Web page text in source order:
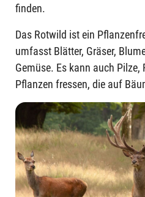
finden.
Das Rotwild ist ein
umfasst Blätter, Gräser,
Gemüse. Es kann auch Pilze,
Pflanzen fressen, die auf